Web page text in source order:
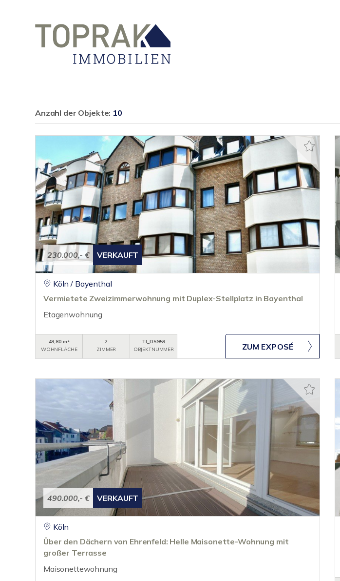
Anzahl der Objekte: 10
230.000,- € VERKAUFT
Köln / Bayenthal
Vermietete Zweizimmerwohnung mit Duplex-Stellplatz in Bayenthal
Etagenwohnung
49,80 m²
WOHNFLÄCHE
2
ZIMMER
TI_DS959
OBJEKTNUMMER
ZUM EXPOSÉ
490.000,- € VERKAUFT
Köln
Über den Dächern von Ehrenfeld: Helle Maisonette-Wohnung mit
großer Terrasse
Maisonettewohnung